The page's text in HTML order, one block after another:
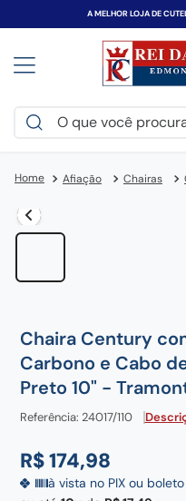
A MELHOR LOJA DE
O que você procura?
Afiação Chairas
Chaira Century
Carbono e Cabo
Preto 10" -
Referência: 24017/110
R$174,98
à vista no PIX ou boleto
1º victorinox
2º
4º zwilling
6º tramontina
7º frigideira
8 century
chaira